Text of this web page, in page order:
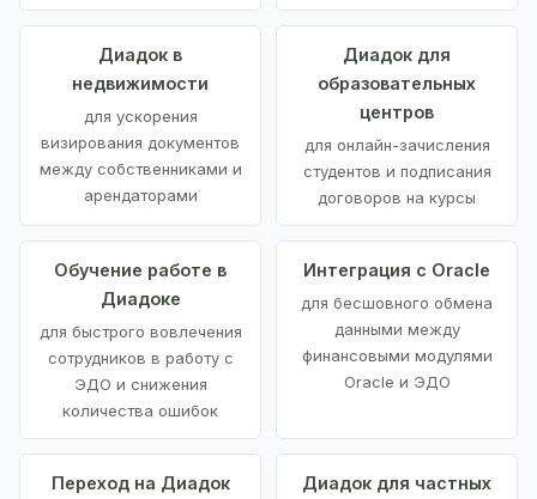
Диадок в
недвижимости
для ускорения
визирования документов
между собственниками и
арендаторами
Диадок для
образовательных
центров
для онлайн-зачисления
студентов и подписания
договоров на курсы
Обучение работе в
Диадоке
для быстрого вовлечения
сотрудников в работу с
ЭДО и снижения
количества ошибок
Интеграция с Oracle
для бесшовного обмена
данными между
финансовыми модулями
Oracle и ЭДО
Переход на Диадок
Диадок для частных